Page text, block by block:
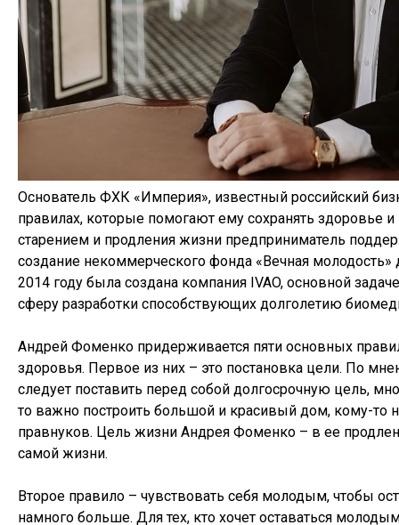
Основатель ФХК «Империя», известный российский
правилах, которые помогают ему сохранять здоровье
старением и продления жизни предприниматель
создание некоммерческого фонда «Вечная
2014 году была создана компания IVAO, основной
сферу разработки способствующих долголетию
Андрей Фоменко придерживается пяти основных
здоровья. Первое из них – это постановка цели. По
следует поставить перед собой долгосрочную цель,
то важно построить большой и красивый дом, кому-то
правнуков. Цель жизни Андрея Фоменко – в ее
самой жизни.
Второе правило – чувствовать себя молодым, чтобы
намного больше. Для тех, кто хочет оставаться